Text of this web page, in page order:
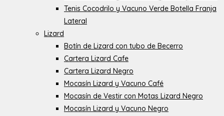
Tenis Cocodrilo y Vacuno Verde Botella Franja
Lateral
Lizard
Botín de Lizard con tubo de Becerro
Cartera Lizard Cafe
Cartera Lizard Negro
Mocasín Lizard y Vacuno Café
Mocasín de Vestir con Motas Lizard Negro
Mocasín Lizard y Vacuno Negro